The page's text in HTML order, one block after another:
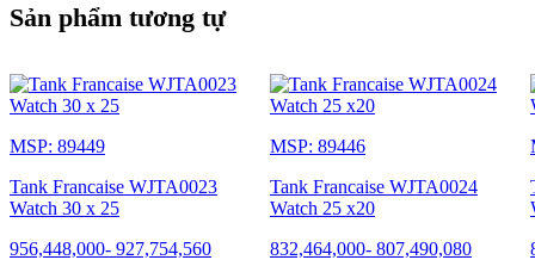
Sản phẩm tương tự
MSP: 89449
Tank Francaise WJTA0023
Watch 30 x 25
956,448,000- 927,754,560
MSP: 89446
Tank Francaise WJTA0024
Watch 25 x20
832,464,000- 807,490,080